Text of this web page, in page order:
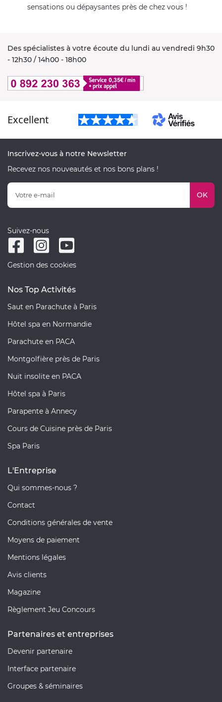
sensations ou dépaysantes près de chez vous !
Des spécialistes à votre écoute du lundi au vendredi 9h30
- 12h30 / 14h00 - 18h00
Excellent
Inscrivez-vous à notre Newsletter
Recevez nos nouveautés et nos bons plans !
OK
Suivez-nous
Gestion des cookies
Nos Top Activités
Saut en Parachute à Paris
Hôtel spa en Normandie
Parachute en PACA
Montgolfière près de Paris
Nuit insolite en PACA
Hôtel spa à Paris
Parapente à Annecy
Cours de Cuisine près de Paris
Spa Paris
L'Entreprise
Qui sommes-nous ?
Contact
Conditions générales de vente
Moyens de paiement
Mentions légales
Avis clients
Magazine
Règlement Jeu Concours
Partenaires et entreprises
Devenir partenaire
Interface partenaire
Groupes & séminaires